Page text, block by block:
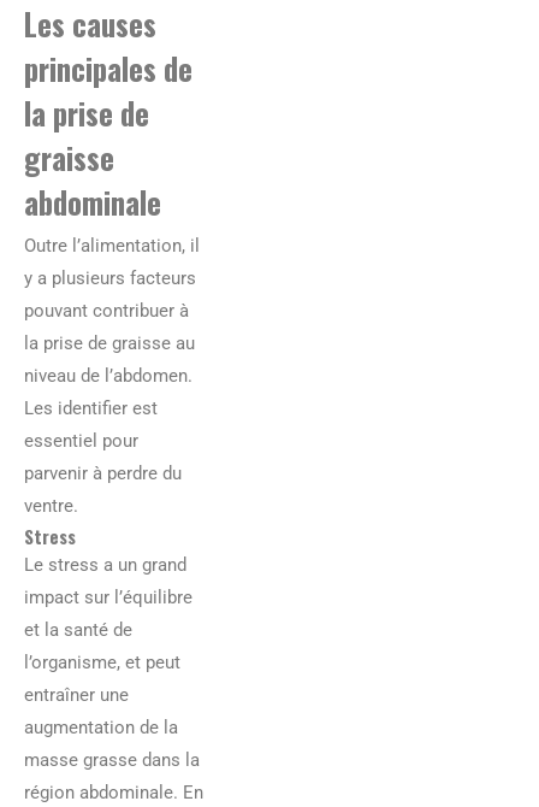
Les causes
principales de
la prise de
graisse
abdominale
Outre l’alimentation, il
y a plusieurs facteurs
pouvant contribuer à
la prise de graisse au
niveau de l’abdomen.
Les identifier est
essentiel pour
parvenir à perdre du
ventre.
Stress
Le stress a un grand
impact sur l’équilibre
et la santé de
l’organisme, et peut
entraîner une
augmentation de la
masse grasse dans la
région abdominale. En